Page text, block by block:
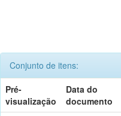
Conjunto de itens:
Pré-
visualização
Data do
documento